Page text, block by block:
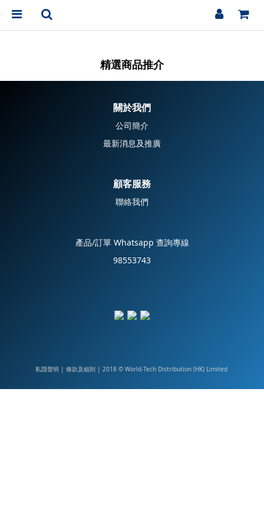
精選商品推介
關於我們
公司簡介
最新消息及推廣
顧客服務
聯絡我們
產品/訂單 Whatsapp 查詢專線
98553743
私隱聲明 | 條款及細則| 2018 © World-Tech Distribution (HK) Limited